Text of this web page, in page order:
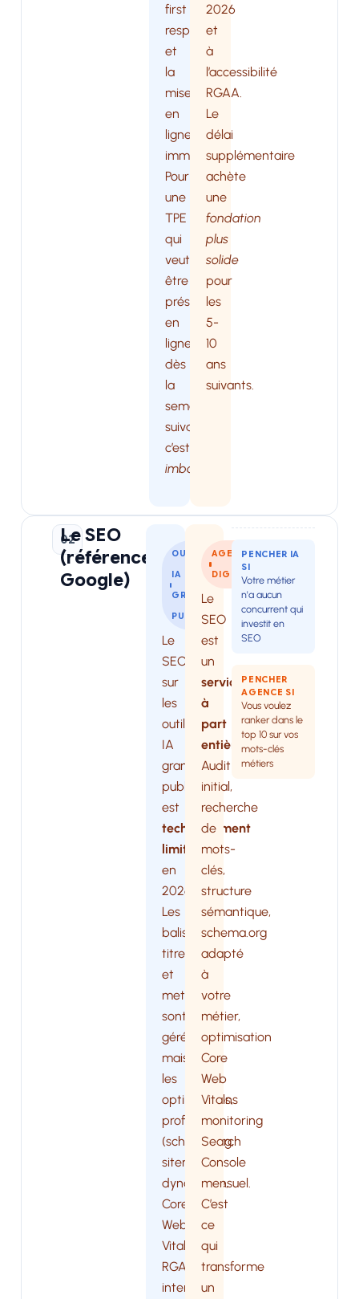
first
respecté,
et
la
mise
en
ligne
immédiate.
Pour
une
TPE
qui
veut
être
présente
en
ligne
dès
la
semaine
suivante,
c’est
imbattable
2026
et
à
l’accessibilité
RGAA.
Le
délai
supplémentaire
achète
une
fondation
plus
solide
pour
les
5-
10
ans
suivants.
02
Le SEO
(référencement
Google)
OUTIL
IA
GRAND
PUBLIC
Le
SEO
sur
les
outils
IA
grand
public
est
techniquement
limité
en
2026.
Les
balises
titre
et
meta
sont
gérées,
mais
les
optimisations
profondes
(schema.org,
sitemap
dynamique,
Core
Web
Vitals,
RGAA,
internal
AGENCE
DIGITALE
Le
SEO
est
un
service
à
part
entière.
Audit
initial,
recherche
de
mots-
clés,
structure
sémantique,
schema.org
adapté
à
votre
métier,
optimisation
Core
Web
Vitals,
monitoring
Search
Console
mensuel.
C’est
ce
qui
transforme
un
PENCHER IA
SI
Votre métier
n'a aucun
concurrent qui
investit en
SEO
PENCHER
AGENCE SI
Vous voulez
ranker dans le
top 10 sur vos
mots-clés
métiers